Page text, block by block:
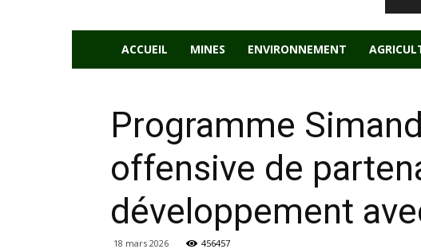
ACCUEIL MINES ENVIRONNEMENT
Programme
offensive de
développement
18 mars 2026 456457